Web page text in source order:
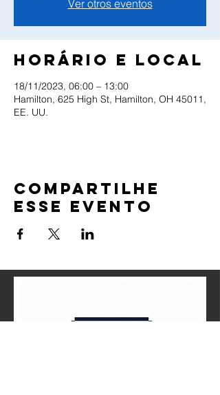
Ver otros eventos
Horário e local
18/11/2023, 06:00 – 13:00
Hamilton, 625 High St, Hamilton, OH 45011,
EE. UU.
Compartilhe
esse evento